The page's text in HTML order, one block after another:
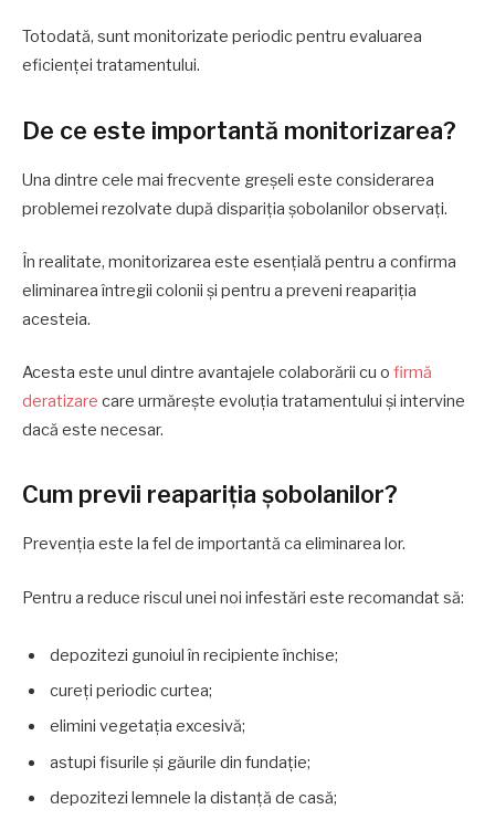
Totodată, sunt monitorizate periodic pentru evaluarea
eficienței tratamentului.
De ce este importantă monitorizarea?
Una dintre cele mai frecvente greșeli este considerarea
problemei rezolvate după dispariția șobolanilor observați.
În realitate, monitorizarea este esențială pentru a confirma
eliminarea întregii colonii și pentru a preveni reapariția
acesteia.
Acesta este unul dintre avantajele colaborării cu o firmă
deratizare care urmărește evoluția tratamentului și intervine
dacă este necesar.
Cum previi reapariția șobolanilor?
Prevenția este la fel de importantă ca eliminarea lor.
Pentru a reduce riscul unei noi infestări este recomandat să:
depozitezi gunoiul în recipiente închise;
cureți periodic curtea;
elimini vegetația excesivă;
astupi fisurile și găurile din fundație;
depozitezi lemnele la distanță de casă;